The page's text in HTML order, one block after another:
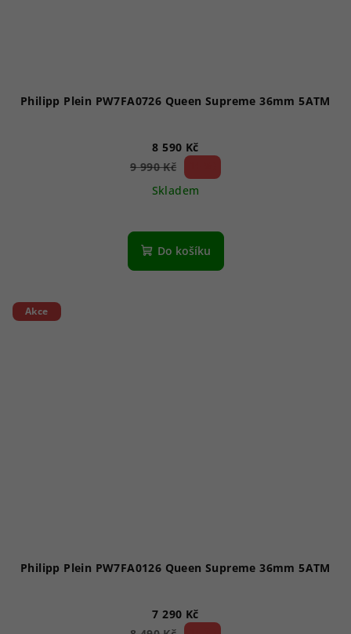
Philipp Plein PW7FA0726 Queen Supreme 36mm 5ATM
8 590 Kč
9 990 Kč
Skladem
Do košíku
Akce
Philipp Plein PW7FA0126 Queen Supreme 36mm 5ATM
7 290 Kč